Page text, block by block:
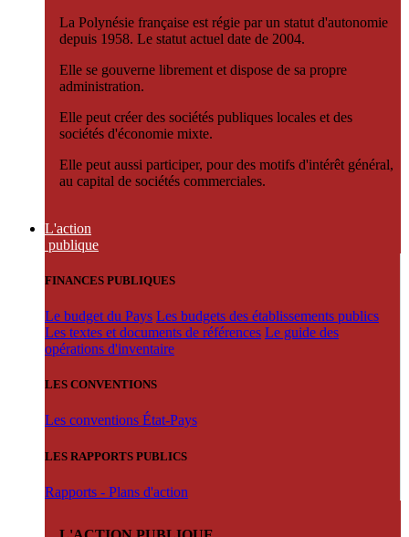
La Polynésie française est régie par un statut d'autonomie
depuis 1958. Le statut actuel date de 2004.
Elle se gouverne librement et dispose de sa propre
administration.
Elle peut créer des sociétés publiques locales et des
sociétés d'économie mixte.
Elle peut aussi participer, pour des motifs d'intérêt général,
au capital de sociétés commerciales.
L'action
publique
FINANCES PUBLIQUES
Le budget du Pays Les budgets des établissements publics
Les textes et documents de références Le guide des
opérations d'inventaire
LES CONVENTIONS
Les conventions État-Pays
LES RAPPORTS PUBLICS
Rapports - Plans d'action